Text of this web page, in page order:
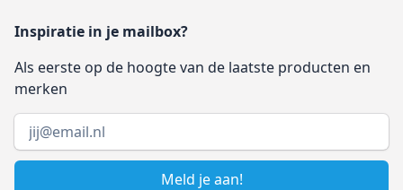
Inspiratie in je mailbox?
Als eerste op de hoogte van de laatste producten en
merken
Email address
Meld je aan!